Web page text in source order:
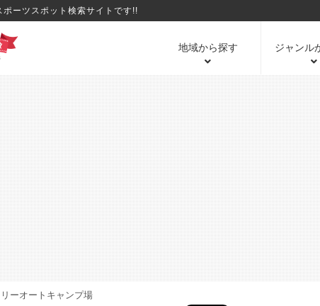
ポーツスポット検索サイトです!!
地域から探す ジャンル
ーオートキャンプ場